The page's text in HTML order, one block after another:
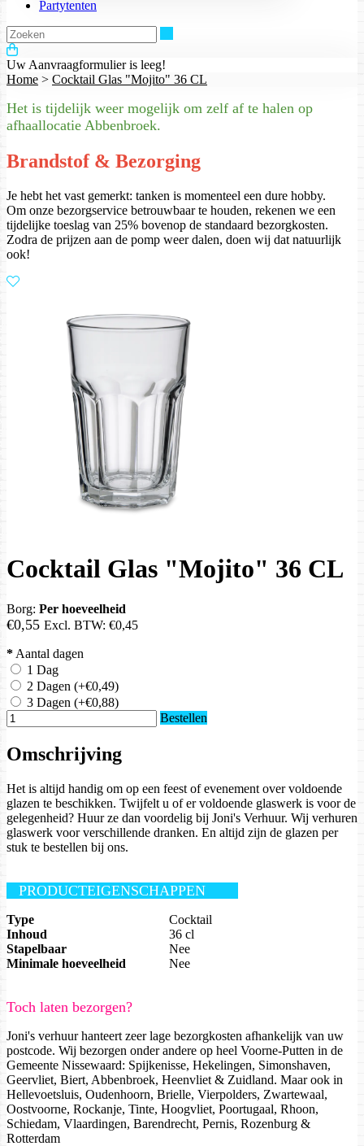
Partytenten
Uw Aanvraagformulier is leeg!
Home > Cocktail Glas "Mojito" 36 CL
Het is tijdelijk weer mogelijk om zelf af te halen op
afhaallocatie Abbenbroek.
Brandstof & Bezorging
Je hebt het vast gemerkt: tanken is momenteel een dure hobby.
Om onze bezorgservice betrouwbaar te houden, rekenen we een
tijdelijke toeslag van 25% bovenop de standaard bezorgkosten.
Zodra de prijzen aan de pomp weer dalen, doen wij dat natuurlijk
ook!
Cocktail Glas "Mojito" 36 CL
Borg: Per hoeveelheid
€0,55 Excl. BTW: €0,45
* Aantal dagen
1 Dag
2 Dagen (+€0,49)
3 Dagen (+€0,88)
Bestellen
Omschrijving
Het is altijd handig om op een feest of evenement over voldoende
glazen te beschikken. Twijfelt u of er voldoende glaswerk is voor de
gelegenheid? Huur ze dan voordelig bij Joni's Verhuur. Wij verhuren
glaswerk voor verschillende dranken. En altijd zijn de glazen per
stuk te bestellen bij ons.
PRODUCTEIGENSCHAPPEN
Type
Cocktail
Inhoud
36 cl
Stapelbaar
Nee
Minimale hoeveelheid
Nee
Toch laten bezorgen?
Joni's verhuur hanteert zeer lage bezorgkosten afhankelijk van uw
postcode. Wij bezorgen onder andere op heel Voorne-Putten in de
Gemeente Nissewaard: Spijkenisse, Hekelingen, Simonshaven,
Geervliet, Biert, Abbenbroek, Heenvliet & Zuidland. Maar ook in
Hellevoetsluis, Oudenhoorn, Brielle, Vierpolders, Zwartewaal,
Oostvoorne, Rockanje, Tinte, Hoogvliet, Poortugaal, Rhoon,
Schiedam, Vlaardingen, Barendrecht, Pernis, Rozenburg &
Rotterdam